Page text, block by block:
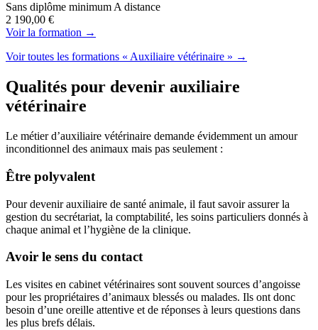
Sans diplôme minimum A distance
2 190,00 €
Voir la formation →
Voir toutes les formations « Auxiliaire vétérinaire » →
Qualités pour devenir auxiliaire
vétérinaire
Le métier d’auxiliaire vétérinaire demande évidemment un amour
inconditionnel des animaux mais pas seulement :
Être polyvalent
Pour devenir auxiliaire de santé animale, il faut savoir assurer la
gestion du secrétariat, la comptabilité, les soins particuliers donnés à
chaque animal et l’hygiène de la clinique.
Avoir le sens du contact
Les visites en cabinet vétérinaires sont souvent sources d’angoisse
pour les propriétaires d’animaux blessés ou malades. Ils ont donc
besoin d’une oreille attentive et de réponses à leurs questions dans
les plus brefs délais.